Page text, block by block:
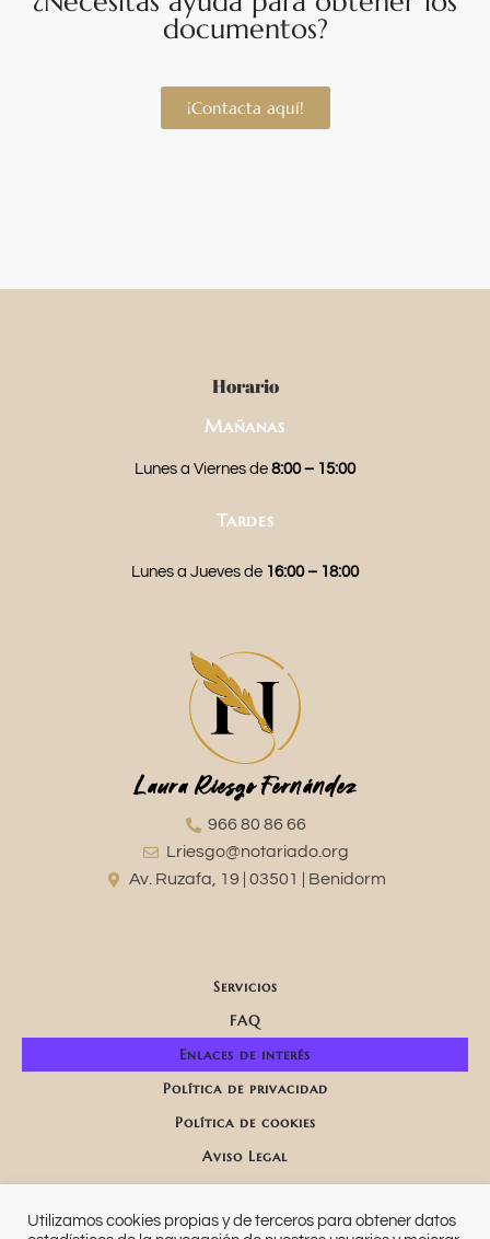
documentos?
¡Contacta aquí!
Horario
Mañanas
Lunes a Viernes de 8:00 – 15:00
Tardes
Lunes a Jueves de 16:00 – 18:00
Laura Riesgo Fernández
966 80 86 66
Lriesgo@notariado.org
Av. Ruzafa, 19 | 03501 | Benidorm
Servicios
FAQ
Enlaces de interés
Política de privacidad
Política de cookies
Aviso Legal
Utilizamos cookies propias y de terceros para obtener datos